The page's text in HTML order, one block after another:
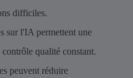
difficiles.
sur l'IA permettent une
qualité constant.
peuvent réduire